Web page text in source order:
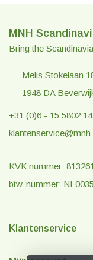
MNH
Bring the
Melis Stokelaan
1948 DA
+31 (0)6 - 15 5802 14
KVK nummer:
btw-nummer:
Klantenservice